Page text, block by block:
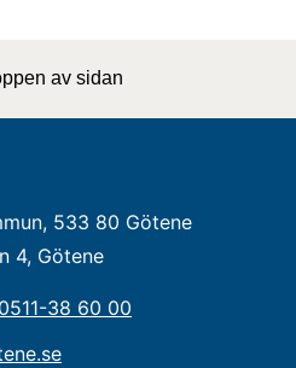
av sidan
533 80 Götene
4, Götene
38 60 00